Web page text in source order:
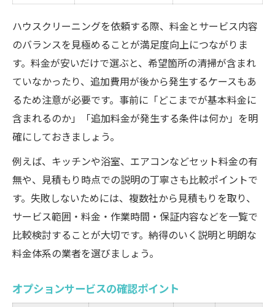
ハウスクリーニングを依頼する際、料金とサービス内容
のバランスを見極めることが満足度向上につながりま
す。料金が安いだけで選ぶと、希望箇所の清掃が含まれ
ていなかったり、追加費用が後から発生するケースもあ
るため注意が必要です。事前に「どこまでが基本料金に
含まれるのか」「追加料金が発生する条件は何か」を明
確にしておきましょう。
例えば、キッチンや浴室、エアコンなどセット料金の有
無や、見積もり時点での説明の丁寧さも比較ポイントで
す。失敗しないためには、複数社から見積もりを取り、
サービス範囲・料金・作業時間・保証内容などを一覧で
比較検討することが大切です。納得のいく説明と明朗な
料金体系の業者を選びましょう。
オプションサービスの確認ポイント